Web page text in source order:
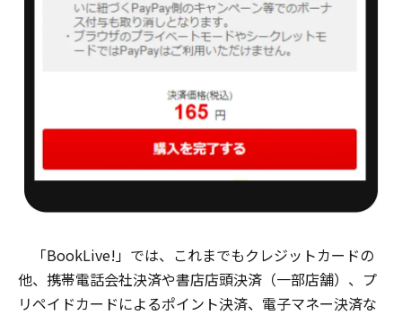
「BookLive!」では、これまでもクレジットカードの
他、携帯電話会社決済や書店店頭決済（一部店舗）、プ
リペイドカードによるポイント決済、電子マネー決済な